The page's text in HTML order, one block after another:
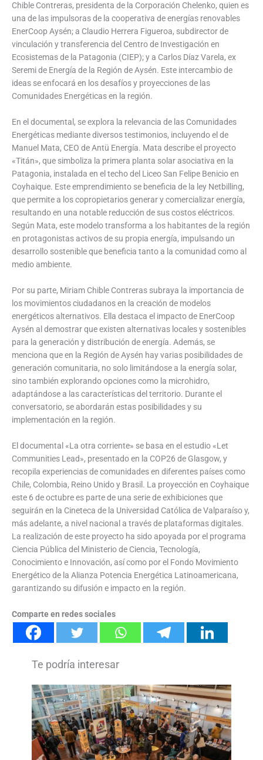
Chible Contreras, presidenta de la Corporación Chelenko, quien es
una de las impulsoras de la cooperativa de energías renovables
EnerCoop Aysén; a Claudio Herrera Figueroa, subdirector de
vinculación y transferencia del Centro de Investigación en
Ecosistemas de la Patagonia (CIEP); y a Carlos Díaz Varela, ex
Seremi de Energía de la Región de Aysén. Este intercambio de
ideas se enfocará en los desafíos y proyecciones de las
Comunidades Energéticas en la región.
En el documental, se explora la relevancia de las Comunidades
Energéticas mediante diversos testimonios, incluyendo el de
Manuel Mata, CEO de Antü Energía. Mata describe el proyecto
«Titán», que simboliza la primera planta solar asociativa en la
Patagonia, instalada en el techo del Liceo San Felipe Benicio en
Coyhaique. Este emprendimiento se beneficia de la ley Netbilling,
que permite a los copropietarios generar y comercializar energía,
resultando en una notable reducción de sus costos eléctricos.
Según Mata, este modelo transforma a los habitantes de la región
en protagonistas activos de su propia energía, impulsando un
desarrollo sostenible que beneficia tanto a la comunidad como al
medio ambiente.
Por su parte, Miriam Chible Contreras subraya la importancia de
los movimientos ciudadanos en la creación de modelos
energéticos alternativos. Ella destaca el impacto de EnerCoop
Aysén al demostrar que existen alternativas locales y sostenibles
para la generación y distribución de energía. Además, se
menciona que en la Región de Aysén hay varias posibilidades de
generación comunitaria, no solo limitándose a la energía solar,
sino también explorando opciones como la microhidro,
adaptándose a las características del territorio. Durante el
conversatorio, se abordarán estas posibilidades y su
implementación en la región.
El documental «La otra corriente» se basa en el estudio «Let
Communities Lead», presentado en la COP26 de Glasgow, y
recopila experiencias de comunidades en diferentes países como
Chile, Colombia, Reino Unido y Brasil. La proyección en Coyhaique
este 6 de octubre es parte de una serie de exhibiciones que
seguirán en la Cineteca de la Universidad Católica de Valparaíso y,
más adelante, a nivel nacional a través de plataformas digitales.
La realización de este proyecto ha sido apoyada por el programa
Ciencia Pública del Ministerio de Ciencia, Tecnología,
Conocimiento e Innovación, así como por el Fondo Movimiento
Energético de la Alianza Potencia Energética Latinoamericana,
garantizando su difusión e impacto en la región.
Comparte en redes sociales